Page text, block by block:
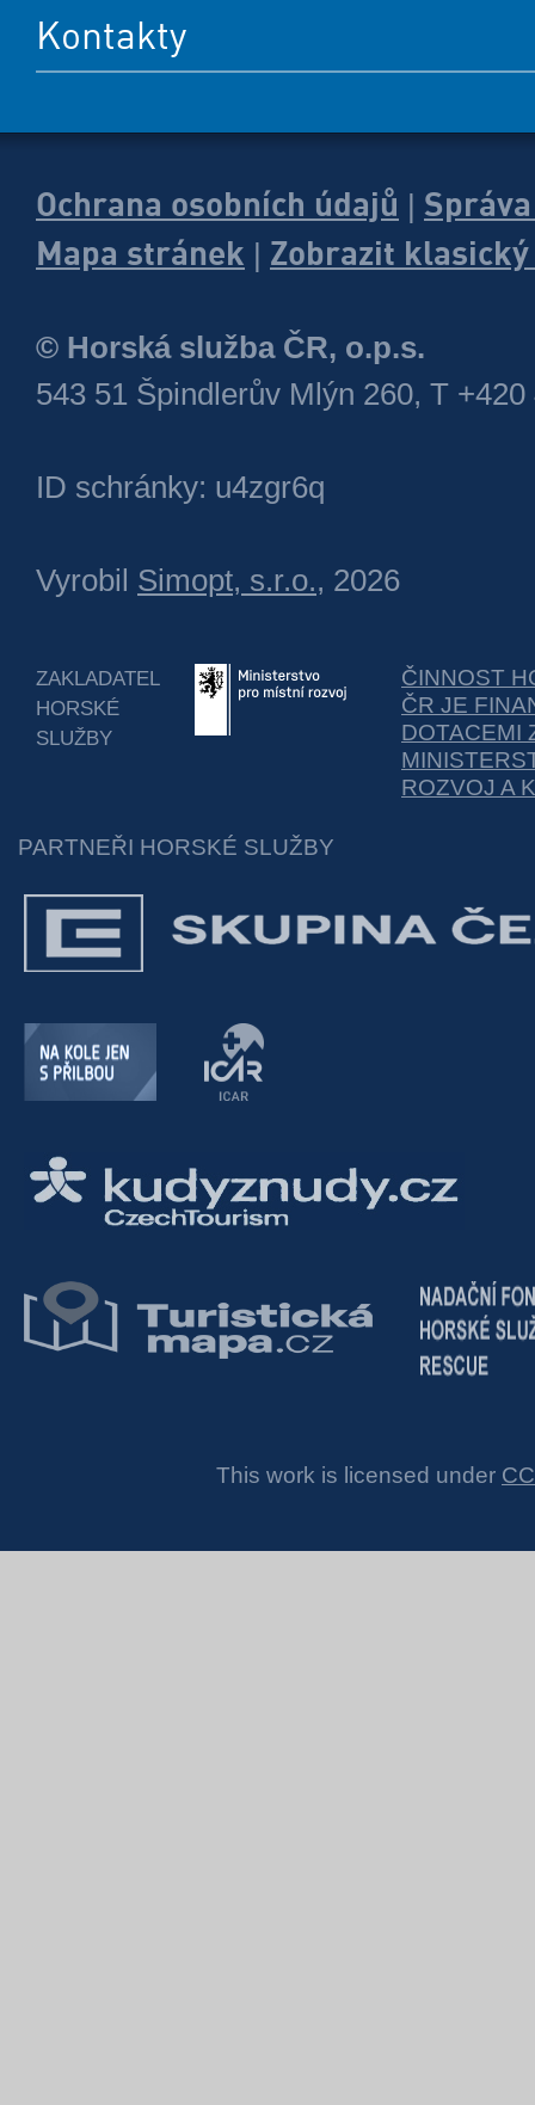
Kontakty
Ochrana osobních údajů
Mapa stránek
Zobrazit
© Horská služba ČR, o.p.s.
543 51 Špindlerův Mlýn 260, T +420
ID schránky: u4zgr6q
Vyrobil Simopt, s.r.o., 2026
ZAKLADATEL
HORSKÉ
SLUŽBY
ČINNOST
ČR JE
DOTACEMI
ROZVOJ A
PARTNEŘI HORSKÉ SLUŽBY
This work is licensed under